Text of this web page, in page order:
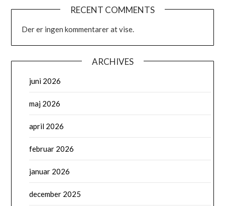
RECENT COMMENTS
Der er ingen kommentarer at vise.
ARCHIVES
juni 2026
maj 2026
april 2026
februar 2026
januar 2026
december 2025